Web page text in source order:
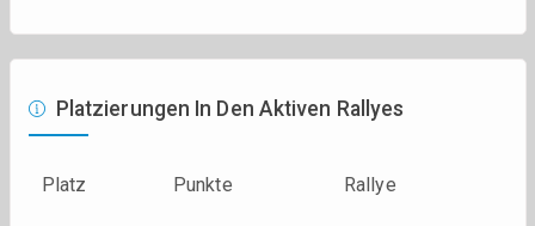
Platzierungen In Den Aktiven Rallyes
Platz Punkte Rallye